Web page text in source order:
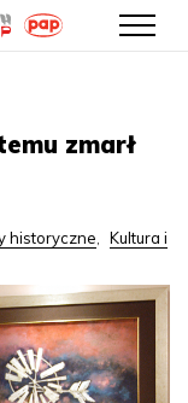
zmarł
historyczne,
Kultura i